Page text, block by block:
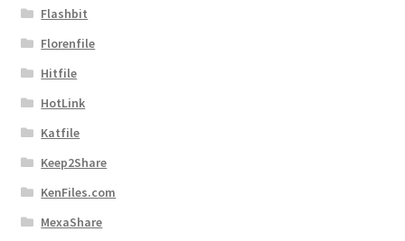
Flashbit
Florenfile
Hitfile
HotLink
Katfile
Keep2Share
KenFiles.com
MexaShare